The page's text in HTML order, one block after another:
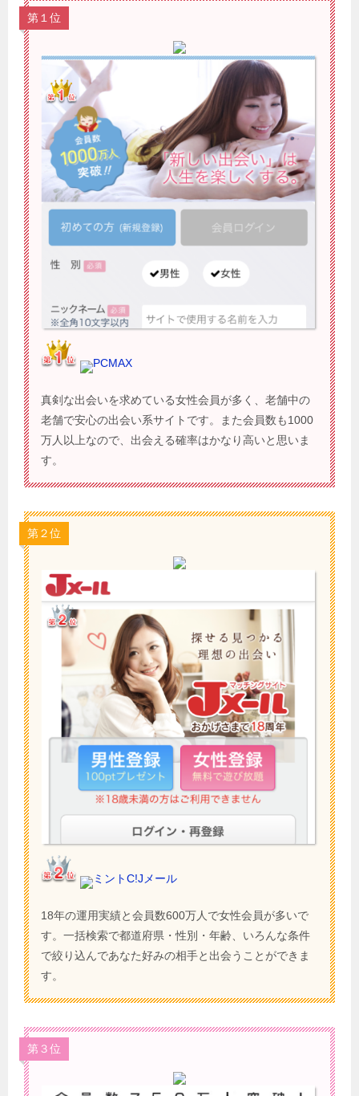
第１位
PCMAX
真剣な出会いを求めている女性会員が多く、老舗中の
老舗で安心の出会い系サイトです。また会員数も1000
万人以上なので、出会える確率はかなり高いと思いま
す。
第２位
ミントC!Jメール
18年の運用実績と会員数600万人で女性会員が多いで
す。一括検索で都道府県・性別・年齢、いろんな条件
で絞り込んであなた好みの相手と出会うことができま
す。
第３位